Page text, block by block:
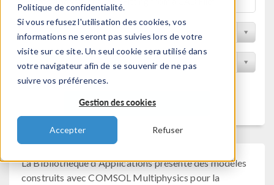
Politique de confidentialité.
Si vous refusez l'utilisation des cookies, vos
informations ne seront pas suivies lors de votre
visite sur ce site. Un seul cookie sera utilisé dans
votre navigateur afin de se souvenir de ne pas
suivre vos préférences.
Gestion des cookies
Accepter Refuser
Trier par Discipline
Filtrer par produit
Filtrer
La Bibliothèque d'Applications présente des modèles
construits avec COMSOL Multiphysics pour la